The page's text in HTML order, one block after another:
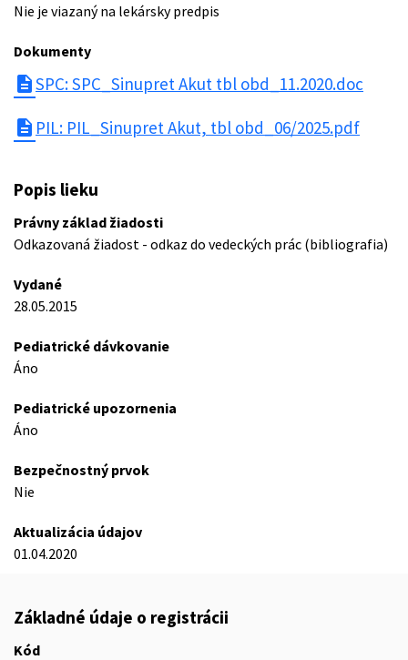
Nie je viazaný na lekársky predpis
Dokumenty
descriptionSPC: SPC_Sinupret Akut tbl obd_11.2020.doc
description PIL: PIL_Sinupret Akut, tbl obd_06/2025.pdf
Popis lieku
Právny základ žiadosti
Odkazovaná žiadost - odkaz do vedeckých prác (bibliografia)
Vydané
28.05.2015
Pediatrické dávkovanie
Áno
Pediatrické upozornenia
Áno
Bezpečnostný prvok
Nie
Aktualizácia údajov
01.04.2020
Základné údaje o registrácii
Kód